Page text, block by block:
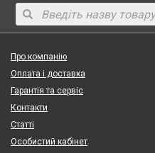
Про компанію
Оплата і доставка
Гарантія та сервіс
Контакти
Статті
Особистий кабінет